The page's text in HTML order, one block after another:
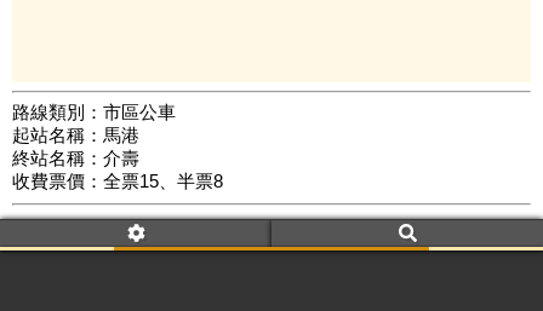
路線類別：市區公車
起站名稱：馬港
終站名稱：介壽
收費票價：全票15、半票8
附屬名稱：山線(馬港發)往介壽(支線: 仁愛、遊客中心)
去返程：返程
公車數量: 累計7530、上線6284